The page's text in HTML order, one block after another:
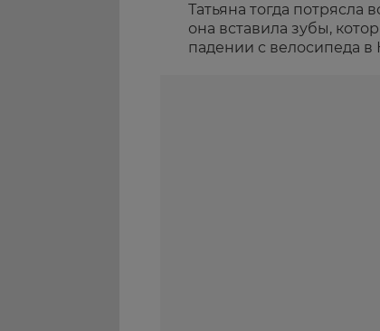
Татьяна тогда
она вставила зубы,
падении с велосипеда в